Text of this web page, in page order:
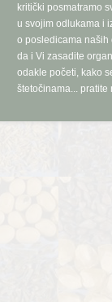
kritički posmatramo
u svojim odlukama i
o posledicama naših
da i Vi zasadite
odakle početi, kako
štetočinama... pratite